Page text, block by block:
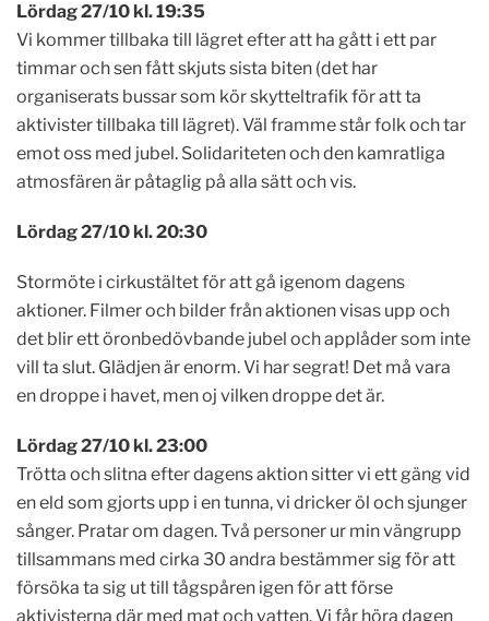
Lördag 27/10 kl. 19:35
Vi kommer tillbaka till lägret efter att ha gått i ett par
timmar och sen fått skjuts sista biten (det har
organiserats bussar som kör skytteltrafik för att ta
aktivister tillbaka till lägret). Väl framme står folk och tar
emot oss med jubel. Solidariteten och den kamratliga
atmosfären är påtaglig på alla sätt och vis.
Lördag 27/10 kl. 20:30
Stormöte i cirkustältet för att gå igenom dagens
aktioner. Filmer och bilder från aktionen visas upp och
det blir ett öronbedövbande jubel och applåder som inte
vill ta slut. Glädjen är enorm. Vi har segrat! Det må vara
en droppe i havet, men oj vilken droppe det är.
Lördag 27/10 kl. 23:00
Trötta och slitna efter dagens aktion sitter vi ett gäng vid
en eld som gjorts upp i en tunna, vi dricker öl och sjunger
sånger. Pratar om dagen. Två personer ur min vängrupp
tillsammans med cirka 30 andra bestämmer sig för att
försöka ta sig ut till tågspåren igen för att förse
aktivisterna där med mat och vatten. Vi får höra dagen